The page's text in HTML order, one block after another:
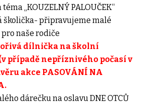
„KOUZELNÝ PALOUČEK“
školička- připravujeme malé
naše rodiče
dílnička na školní
případě nepříznivého počasí v
akce PASOVÁNÍ NA
dárečku na oslavu DNE OTCŮ